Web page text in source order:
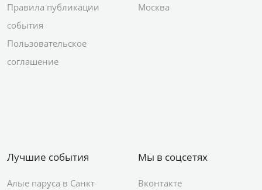
Правила публикации
события
Пользовательское
соглашение
Москва
Лучшие события
Алые паруса в Санкт
Мы в соцсетях
Вконтакте